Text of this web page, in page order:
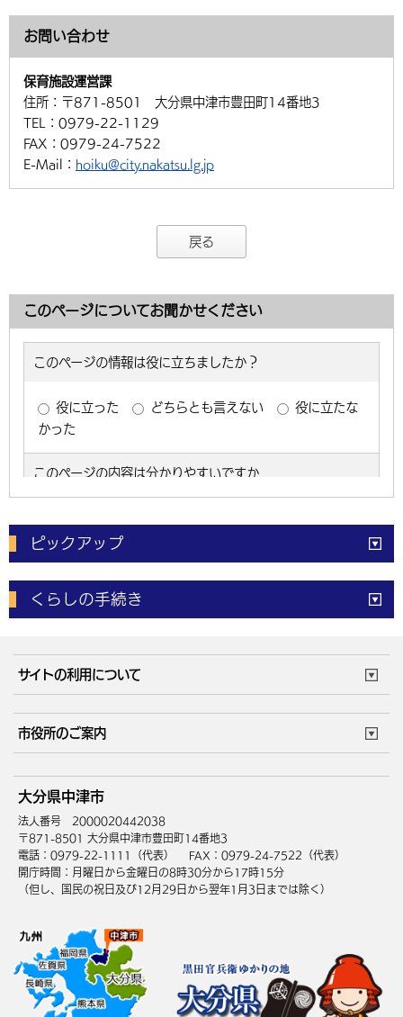
お問い合わせ
保育施設運営課
住所： 〒871-8501 大分県中津市豊田町14番地3
TEL： 0979-22-1129
FAX： 0979-24-7522
E-Mail： hoiku@city.nakatsu.lg.jp
戻る
このページについてお聞かせください
ピックアップ
電子申請 窓口の混雑状況
体育施設予約状況 ご意見・ご要望
くらしの手続き
成人・仕事
住まい・引越 ごみ・環境
健康・医療 障がい・福祉
高齢・介護
サイトの利用について
サイトマップ
市役所のご案内
庁舎地図 組織案内
中津市へのアクセス
大分県中津市
法人番号 2000020442038
〒871-8501 大分県中津市豊田町14番地3
電話：0979-22-1111（代表）
FAX：0979-24-7522（代表）
開庁時間：月曜日から金曜日の8時30分から17時15分
（但し、国民の祝日及び12月29日から翌年1月3日までは除く）